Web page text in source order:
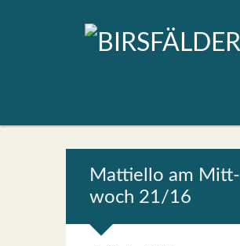
Mat­ti­el­lo am Mitt­
woch 21/16